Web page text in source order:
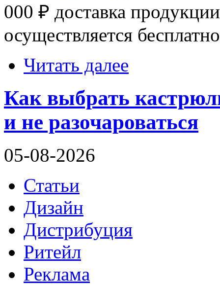
000 ₽ доставка
осуществляется
Читать далее
Как выбрать
и не разочароваться
05-08-2026
Статьи
Дизайн
Дистрибуция
Ритейл
Реклама